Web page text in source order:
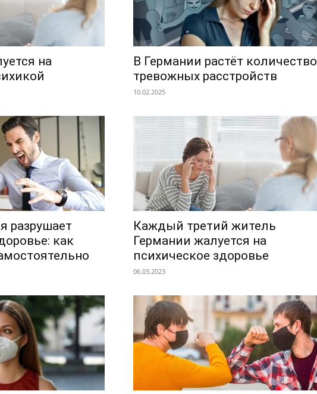
на
В Германии растёт количество
тревожных расстройств
10.02.2025
разрушает
как
Каждый третий житель
Германии жалуется на
психическое здоровье
06.03.2023